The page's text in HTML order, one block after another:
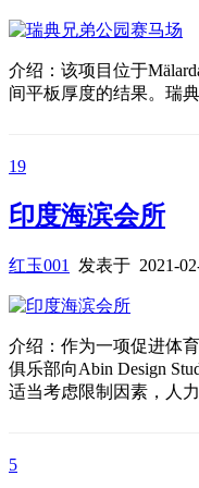
介绍：该项目位于
间平板厚度的结果。瑞
19
印度海滨会所
红玉001 发表于 2021-
介绍：作为一项促进体
俱乐部向Abin Design
适当考虑限制因素，人
5